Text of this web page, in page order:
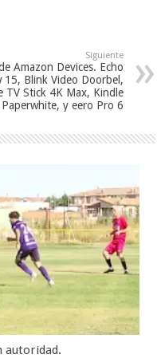
Siguiente
Amazon Devices. Echo
15, Blink Video Doorbel,
TV Stick 4K Max, Kindle
Paperwhite, y eero Pro 6
autoridad.